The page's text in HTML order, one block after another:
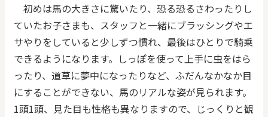
初めは馬の大きさに驚いたり、恐る恐るさわったりし
ていたお子さまも、スタッフと一緒にブラッシングやエ
サやりをしていると少しずつ慣れ、最後はひとりで騎乗
できるようになります。しっぽを使って上手に虫をはら
ったり、道草に夢中になったりなど、ふだんなかなか目
にすることができない、馬のリアルな姿が見られます。
1頭1頭、見た目も性格も異なりますので、じっくりと観